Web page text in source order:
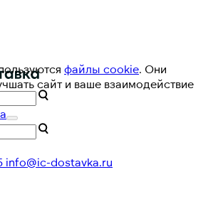
файлы cookie. Они
сайт и ваше взаимодействие
info@ic-dostavka.ru